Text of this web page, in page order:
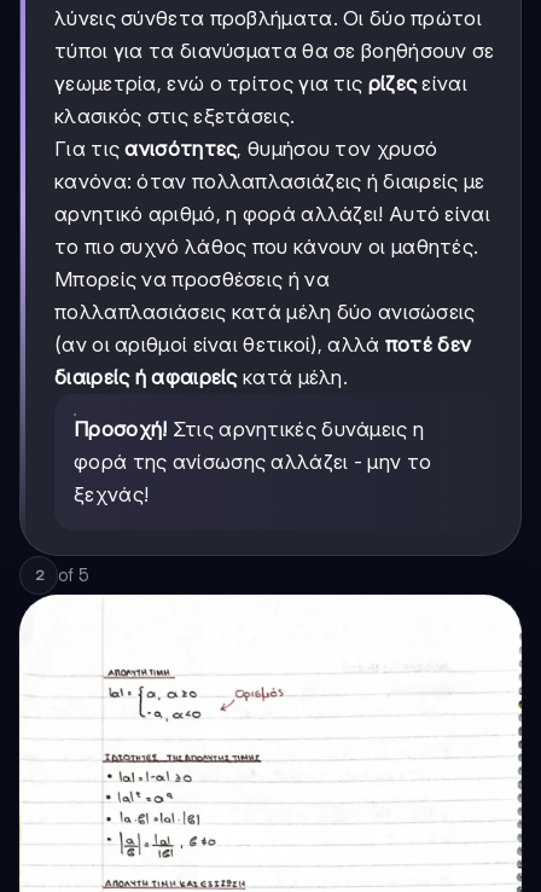
λύνεις σύνθετα προβλήματα. Οι δύο πρώτοι
τύποι για τα διανύσματα θα σε βοηθήσουν σε
γεωμετρία, ενώ ο τρίτος για τις ρίζεςείναι
κλασικός στις εξετάσεις.
Για τιςανισότητες, θυμήσου τον χρυσό
κανόνα: όταν πολλαπλασιάζεις ή διαιρείς με
αρνητικό αριθμό, η φορά αλλάζει! Αυτό είναι
το πιο συχνό λάθος που κάνουν οι μαθητές.
Μπορείς να προσθέσεις ή να
πολλαπλασιάσεις κατά μέλη δύο ανισώσεις
(αν οι αριθμοί είναι θετικοί), αλλά ποτέ δεν
διαιρείς ή αφαιρείςκατά μέλη.
Προσοχή! Στις αρνητικές δυνάμεις η
φορά της ανίσωσης αλλάζει - μην το
ξεχνάς!
2 of 5